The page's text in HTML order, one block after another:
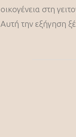
οικογένεια στη
Αυτή την εξήγηση